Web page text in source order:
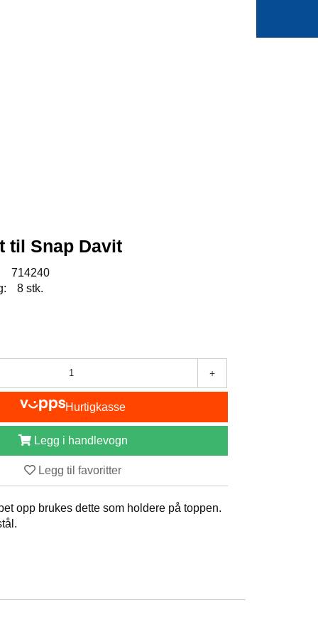
til Snap Davit
714240
8 stk.
+
Hurtigkasse
Legg i handlevogn
Legg til favoritter
opp brukes dette som holdere på toppen.